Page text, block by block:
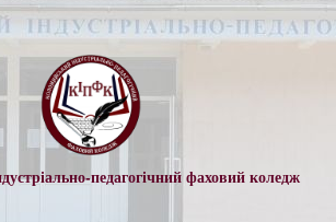
педагогічний фаховий коледж